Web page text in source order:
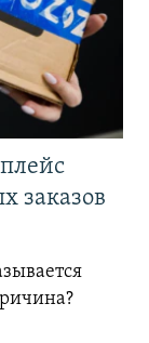
заказов